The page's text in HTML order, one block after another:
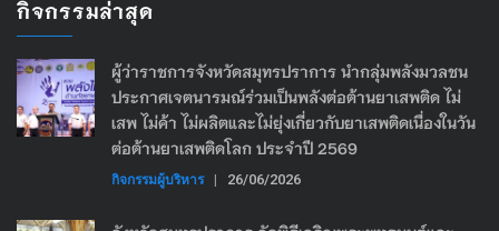
กิจกรรมล่าสุด
ผู้ว่าราชการจังหวัดสมุทรปราการ นำกลุ่มพลังมวลชน
ประกาศเจตนารมณ์ร่วมเป็นพลังต่อต้านยาเสพติด ไม่
เสพ ไม่ค้า ไม่ผลิตและไม่ยุ่งเกี่ยวกับยาเสพติดเนื่องในวัน
ต่อต้านยาเสพติดโลก ประจำปี 2569
กิจกรรมผู้บริหาร | 26/06/2026